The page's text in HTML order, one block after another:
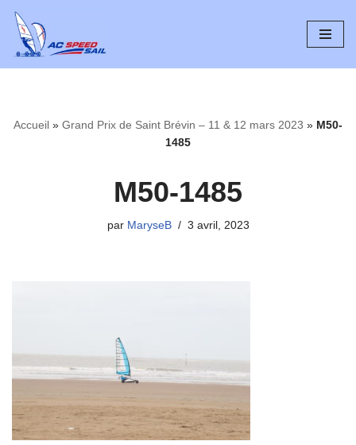
Aller
au
Accueil » Grand Prix de Saint Brévin – 11 & 12 mars 2023 » M50-
1485
M50-1485
par MaryseB 3 avril, 2023